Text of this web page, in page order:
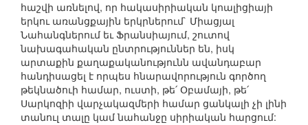
հաշվի առնելով, որ հակասիրիական կոալիցիայի
երկու առանցքային երկրներում` Միացյալ
Նահանգներում եւ Ֆրանսիայում, շուտով
նախագահական ընտրություններ են, իսկ
արտաքին քաղաքականությունն ավանդաբար
հանդիսացել է որպես հնարավորություն գործող
թեկնածուի համար, ուստի, թե՛ Օբամայի, թե՛
Սարկոզիի վարչակազմերի համար ցանկալի չի լինի
տանուլ տալը կամ նահանջը սիրիական հարցում: